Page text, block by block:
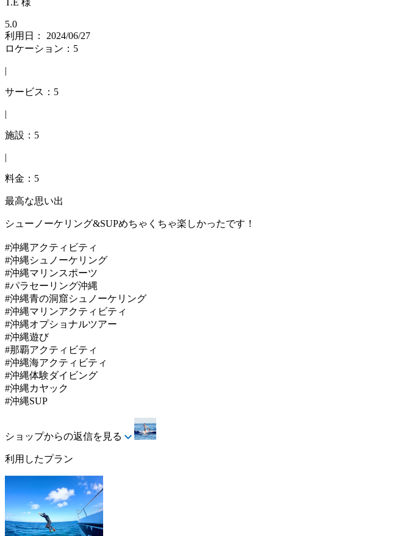
T.E 様
5.0
利用日： 2024/06/27
ロケーション：5
|
サービス：5
|
施設：5
|
料金：5
最高な思い出
シューノーケリング&SUPめちゃくちゃ楽しかったです！
#沖縄アクティビティ
#沖縄シュノーケリング
#沖縄マリンスポーツ
#パラセーリング沖縄
#沖縄青の洞窟シュノーケリング
#沖縄マリンアクティビティ
#沖縄オプショナルツアー
#沖縄遊び
#那覇アクティビティ
#沖縄海アクティビティ
#沖縄体験ダイビング
#沖縄カヤック
#沖縄SUP
ショップからの返信を見る
利用したプラン